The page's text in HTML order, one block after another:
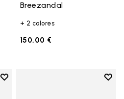
Breezandal
+ 2 colores
150,00 €
Add to wishlist
Add